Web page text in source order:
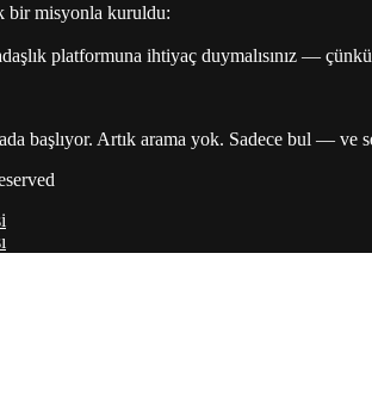
bir misyonla kuruldu:
platformuna ihtiyaç duymalısınız — çünkü
başlıyor. Artık arama yok. Sadece bul — ve